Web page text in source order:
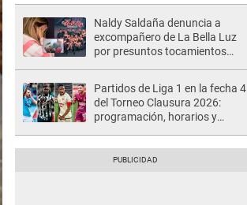
Naldy Saldaña denuncia a
excompañero de La Bella Luz
por presuntos tocamientos
Partidos de Liga 1 en la fecha 4
del Torneo Clausura 2026:
programación, horarios y